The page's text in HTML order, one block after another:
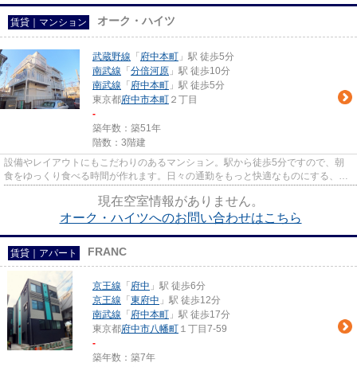
賃貸｜マンション オーク・ハイツ
武蔵野線 「 府中本町 」駅 徒歩5分
南武線 「 分倍河原 」駅 徒歩10分
南武線 「 府中本町 」駅 徒歩5分
東京都府中市本町 ２丁目
-
築年数：築51年
階数：3階建
設備やレイアウトにもこだわりのあるマンション。駅から徒歩5分ですので、朝
食をゆっくり食べる時間が作れます。日々の通勤をもっと快適なものにする、2
現在空室情報がありません。
オーク・ハイツへのお問い合わせはこちら
賃貸｜アパート FRANC
京王線 「 府中 」駅 徒歩6分
京王線 「 東府中 」駅 徒歩12分
南武線 「 府中本町 」駅 徒歩17分
東京都府中市八幡町 １丁目7-59
-
築年数：築7年